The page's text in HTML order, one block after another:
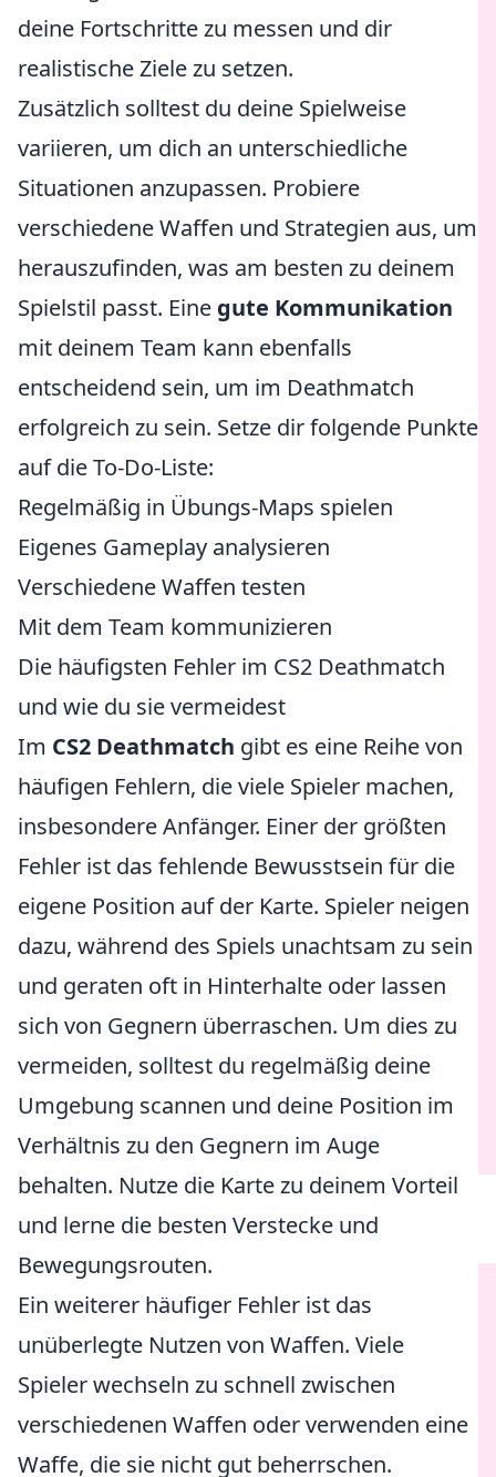
deine Fortschritte zu messen und dir
realistische Ziele zu setzen.
Zusätzlich solltest du deine Spielweise
variieren, um dich an unterschiedliche
Situationen anzupassen. Probiere
verschiedene Waffen und Strategien aus, um
herauszufinden, was am besten zu deinem
Spielstil passt. Eine gute Kommunikation
mit deinem Team kann ebenfalls
entscheidend sein, um im Deathmatch
erfolgreich zu sein. Setze dir folgende Punkte
auf die To-Do-Liste:
Regelmäßig in Übungs-Maps spielen
Eigenes Gameplay analysieren
Verschiedene Waffen testen
Mit dem Team kommunizieren
Die häufigsten Fehler im CS2 Deathmatch
und wie du sie vermeidest
Im CS2 Deathmatch gibt es eine Reihe von
häufigen Fehlern, die viele Spieler machen,
insbesondere Anfänger. Einer der größten
Fehler ist das fehlende Bewusstsein für die
eigene Position auf der Karte. Spieler neigen
dazu, während des Spiels unachtsam zu sein
und geraten oft in Hinterhalte oder lassen
sich von Gegnern überraschen. Um dies zu
vermeiden, solltest du regelmäßig deine
Umgebung scannen und deine Position im
Verhältnis zu den Gegnern im Auge
behalten. Nutze die Karte zu deinem Vorteil
und lerne die besten Verstecke und
Bewegungsrouten.
Ein weiterer häufiger Fehler ist das
unüberlegte Nutzen von Waffen. Viele
Spieler wechseln zu schnell zwischen
verschiedenen Waffen oder verwenden eine
Waffe, die sie nicht gut beherrschen.